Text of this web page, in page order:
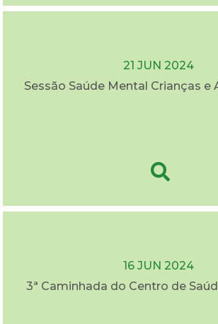
21 JUN 2024
Sessão Saúde Mental Crianças e
16 JUN 2024
3ª Caminhada do Centro de